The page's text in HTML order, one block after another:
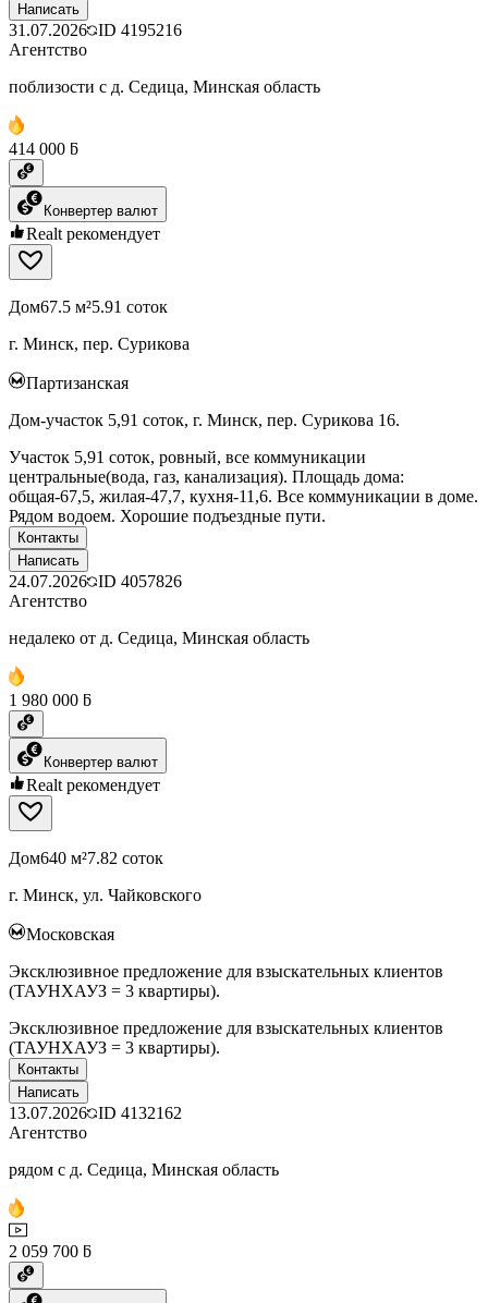
Написать
31.07.2026 ID 4195216
Агентство
поблизости с д. Седица, Минская область
414 000 ƃ
Конвертер валют
Realt рекомендует
Дом67.5 м²5.91 соток
г. Минск, пер. Сурикова
Партизанская
Дом-участок 5,91 соток, г. Минск, пер. Сурикова 16.
Участок 5,91 соток, ровный, все коммуникации
центральные(вода, газ, канализация). Площадь дома:
общая-67,5, жилая-47,7, кухня-11,6. Все коммуникации в доме.
Рядом водоем. Хорошие подъездные пути.
Контакты
Написать
24.07.2026 ID 4057826
Агентство
недалеко от д. Седица, Минская область
1 980 000 ƃ
Конвертер валют
Realt рекомендует
Дом640 м²7.82 соток
г. Минск, ул. Чайковского
Московская
Эксклюзивное предложение для взыскательных клиентов
(ТАУНХАУЗ = 3 квартиры).
Эксклюзивное предложение для взыскательных клиентов
(ТАУНХАУЗ = 3 квартиры).
Контакты
Написать
13.07.2026 ID 4132162
Агентство
рядом с д. Седица, Минская область
2 059 700 ƃ